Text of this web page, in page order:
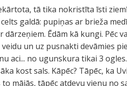
tā tika nokristīta īsti
galdā: pupiņas ar brieža
Ēdām kā kungi. Pēc
un uz pusnakti devāmies
aci... no ugunskura tikai 3
kost sals. Kāpēc? Tāpēc, ka
mājās, tāpēc atdevu vienu no